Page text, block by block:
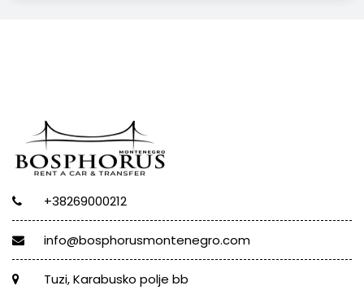
+38269000212
info@bosphorusmontenegro.com
Tuzi, Karabusko polje bb